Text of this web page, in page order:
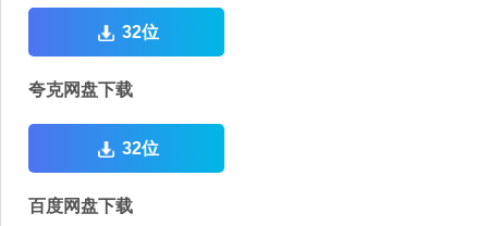
32位
夸克网盘下载
32位
百度网盘下载